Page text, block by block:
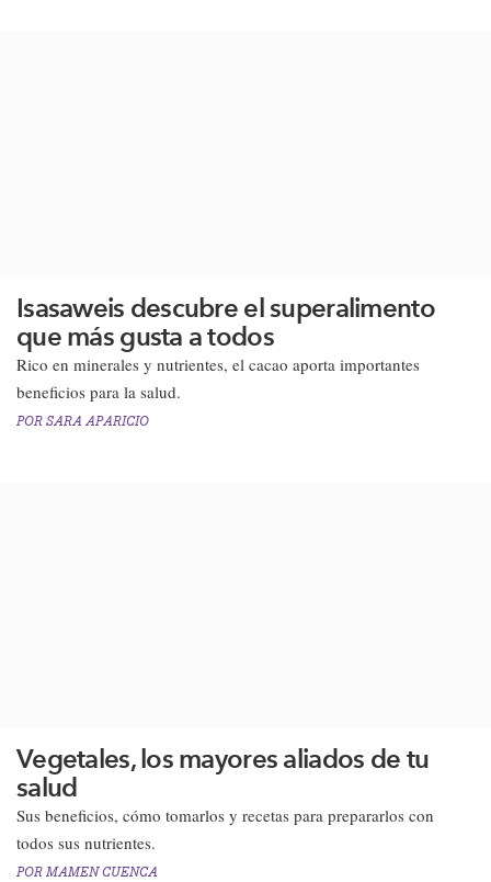
Isasaweis descubre el superalimento
que más gusta a todos
​Rico en minerales y nutrientes, el cacao aporta importantes
beneficios para la salud.​​
POR SARA APARICIO
Vegetales, los mayores aliados de tu
salud
Sus beneficios, cómo tomarlos y recetas para prepararlos con
todos sus nutrientes.​
POR MAMEN CUENCA